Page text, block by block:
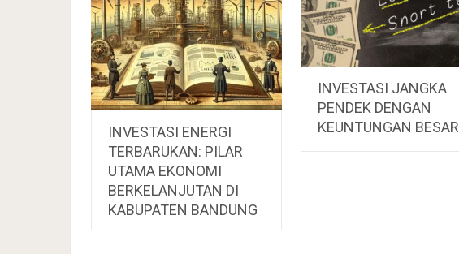
INVESTASI ENERGI
TERBARUKAN: PILAR
UTAMA EKONOMI
BERKELANJUTAN DI
KABUPATEN BANDUNG
INVESTASI JANGKA
PENDEK DENGAN
KEUNTUNGAN BESAR